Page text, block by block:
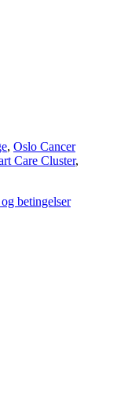
, Oslo Cancer
Care Cluster,
betingelser